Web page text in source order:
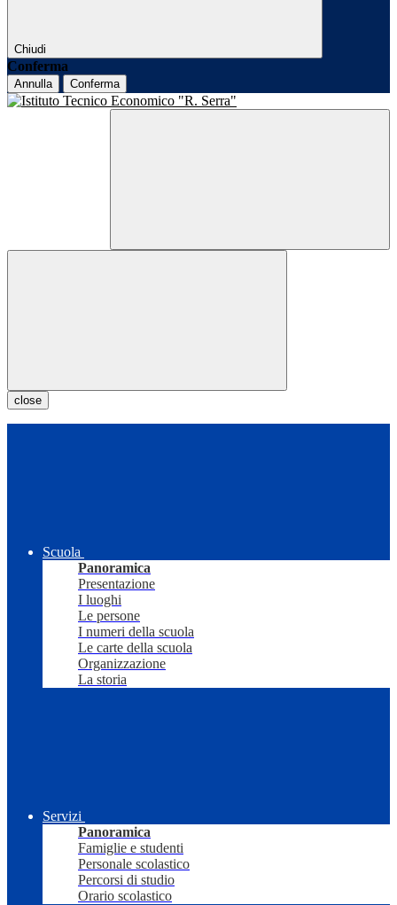
Chiudi
Conferma
Annulla Conferma
close
Scuola
Panoramica
Presentazione
I luoghi
Le persone
I numeri della scuola
Le carte della scuola
Organizzazione
La storia
Servizi
Panoramica
Famiglie e studenti
Personale scolastico
Percorsi di studio
Orario scolastico